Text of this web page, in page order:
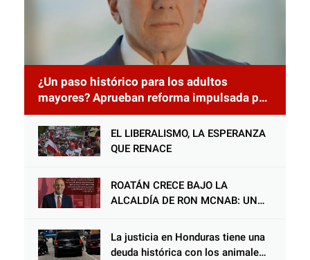
¿Un paso histórico para los adultos
mayores? Aprueban reforma impulsada por
el diputado Salomón Nazar para fortalecer
su protección en HondurasEL LIBERALISMO, LA ESPERANZA
QUE RENACE
ROATÁN CRECE BAJO LA
ALCALDÍA DE RON MCNAB: UN
COMUNIDAD Y DEL PARTIDO
LIBERAL
La justicia en Honduras tiene una
deuda histórica con los animales,